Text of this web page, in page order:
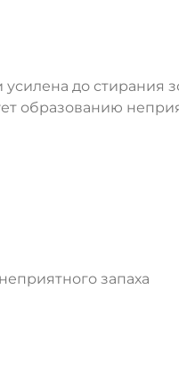
усилена до стирания
образованию
запаха